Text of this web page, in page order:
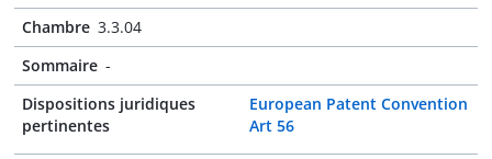
Chambre 3.3.04
Sommaire -
Dispositions juridiques
pertinentes
European Patent Convention
Art 56